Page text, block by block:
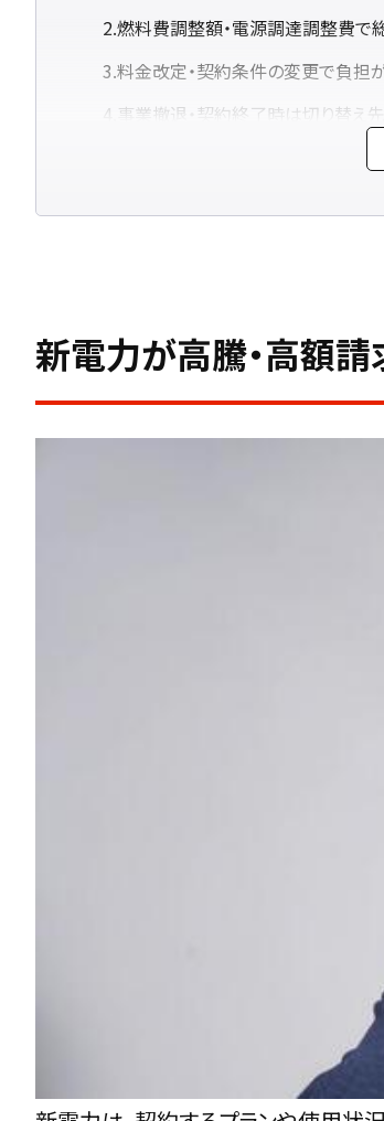
燃料費調整額・電源調達調整費で
料金改定・契約条件の変更で負担
事業撤退・契約終了時は切り替え
新電力が安い理由と安くな
設備投資や運営コストを抑えられ
新電力で高額請求になった
新電力が高騰・高額